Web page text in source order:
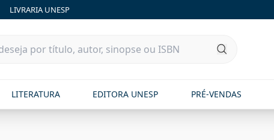
LIVRARIA UNESP
LITERATURA EDITORA UNESP PRÉ-VENDAS